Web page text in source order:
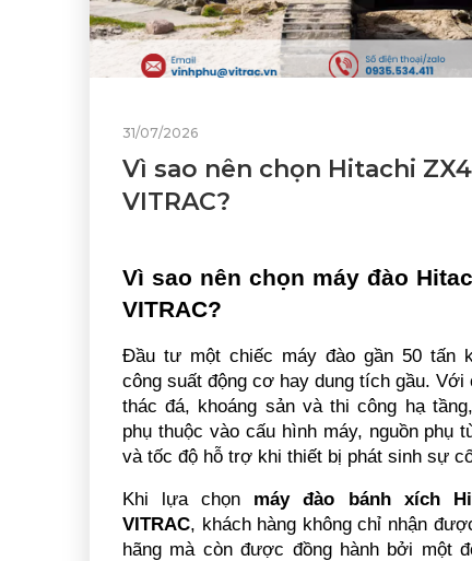
31/07/2026
Vì sao nên chọn Hitachi
VITRAC?
Vì sao nên chọn máy đào
VITRAC?
Đầu tư một chiếc máy đào gần 50 tấn
công suất động cơ hay dung tích gầu. Với
thác đá, khoáng sản và thi công hạ
phụ thuộc vào cấu hình máy, nguồn phụ
và tốc độ hỗ trợ khi thiết bị phát sinh sự
Khi lựa chọn máy đào bánh xích
VITRAC, khách hàng không chỉ nhận
hãng mà còn được đồng hành bởi một